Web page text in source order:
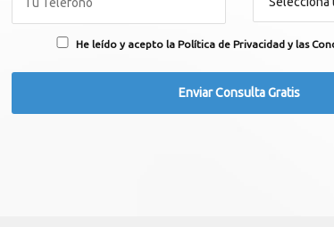
He leído y acepto la Política de Privacidad y las